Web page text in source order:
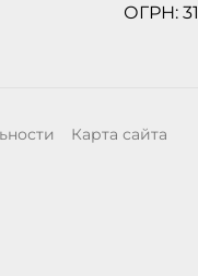
ОГРН:
Карта сайта